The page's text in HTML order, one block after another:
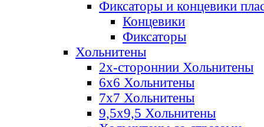
Фиксаторы и концевики
Концевики
Фиксаторы
Хольнитены
2х-стороннии Хольнитены
6х6 Хольнитены
7х7 Хольнитены
9,5х9,5 Хольнитены